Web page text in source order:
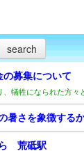
募集について
荒砥駅